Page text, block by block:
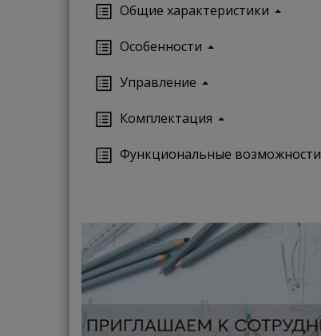
Oбщие характеристики
Особенности
Управление
Кoмплектация
Функциональные возможности